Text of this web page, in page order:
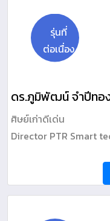
รุ่นที่
ต่อเนื่อง
ดร.ภูมิพัฒน์ จำปีทอ
ศิษย์เก่าดีเด่น
Director PTR Smart